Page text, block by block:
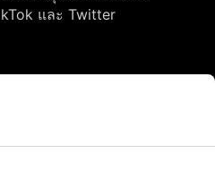
และ Twitter